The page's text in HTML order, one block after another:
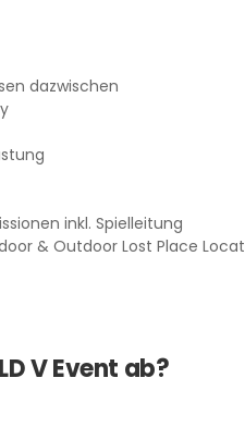
dazwischen
inkl. Spielleitung
& Outdoor Lost Place
V Event ab?